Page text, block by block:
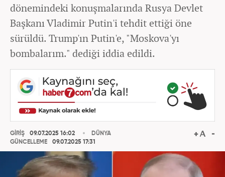
dönemindeki konuşmalarında Rusya Devlet
Başkanı Vladimir Putin'i tehdit ettiği öne
sürüldü. Trump'ın Putin'e, "Moskova'yı
bombalarım." dediği iddia edildi.
GİRİŞ
09.07.2025 16:02
GÜNCELLEME
09.07.2025 17:31
DÜNYA